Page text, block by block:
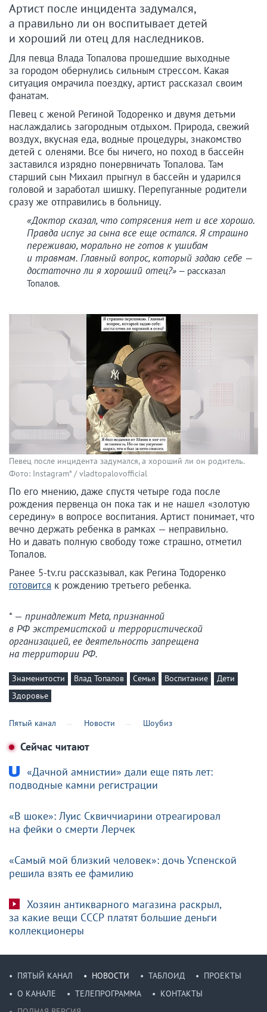
Артист после инцидента задумался,
а правильно ли он воспитывает детей
и хороший ли отец для наследников.
Для певца Влада Топалова прошедшие выходные
за городом обернулись сильным стрессом. Какая
ситуация омрачила поездку, артист рассказал своим
фанатам.
Певец с женой Региной Тодоренко и двумя детьми
наслаждались загородным отдыхом. Природа, свежий
воздух, вкусная еда, водные процедуры, знакомство
детей с оленями. Все бы ничего, но поход в бассейн
заставился изрядно понервничать Топалова. Там
старший сын Михаил прыгнул в бассейн и ударился
головой и заработал шишку. Перепуганные родители
сразу же отправились в больницу.
«Доктор сказал, что сотрясения нет и все хорошо.
Правда испуг за сына все еще остался. Я страшно
переживаю, морально не готов к ушибам
и травмам. Главный вопрос, который задаю себе —
достаточно ли я хороший отец?» — рассказал
Топалов.
Певец после инцидента задумался, а хороший ли он родитель.
Фото: Instagram* / vladtopalovofficial
По его мнению, даже спустя четыре года после
рождения первенца он пока так и не нашел «золотую
середину» в вопросе воспитания. Артист понимает, что
вечно держать ребенка в рамках — неправильно.
Но и давать полную свободу тоже страшно, отметил
Топалов.
Ранее 5-tv.ru рассказывал, как Регина Тодоренко
готовится к рождению третьего ребенка.
* — принадлежит Meta, признанной
в РФ экстремистской и террористической
организацией, ее деятельность запрещена
на территории РФ.
Знаменитости Влад Топалов Семья Воспитание
Дети
Здоровье
Пятый канал Новости Шоубиз
Сейчас читают
«Дачной амнистии» дали еще пять лет:
подводные камни регистрации
«В шоке»: Луис Сквиччиарини отреагировал
на фейки о смерти Лерчек
«Самый мой близкий человек»: дочь Успенской
решила взять ее фамилию
Хозяин антикварного магазина раскрыл,
за какие вещи СССР платят большие деньги
коллекционеры
ПЯТЫЙ КАНАЛ НОВОСТИ ТАБЛОИД
ПРОЕКТЫ
О КАНАЛЕ
ТЕЛЕПРОГРАММА
КОНТАКТЫ